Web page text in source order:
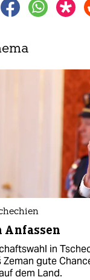
Anfassen
in
gute
dem Land.